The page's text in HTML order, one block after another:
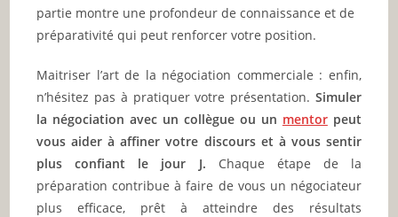
partie montre une profondeur de connaissance et de
préparativité qui peut renforcer votre position.
Maitriser l’art de la négociation commerciale : enfin,
n’hésitez pas à pratiquer votre présentation. Simuler
la négociation avec un collègue ou un mentorpeut
vous aider à affiner votre discours et à vous sentir
plus confiant le jour J. Chaque étape de la
préparation contribue à faire de vous un négociateur
plus efficace, prêt à atteindre des résultats